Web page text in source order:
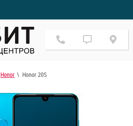
Honor Honor 20S